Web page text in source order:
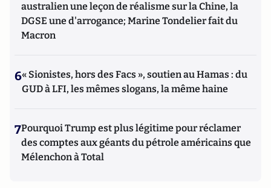
australien une leçon de réalisme sur la Chine, la
DGSE une d'arrogance; Marine Tondelier fait du
Macron
6« Sionistes, hors des Facs », soutien au Hamas : du
GUD à LFI, les mêmes slogans, la même haine
7Pourquoi Trump est plus légitime pour réclamer
des comptes aux géants du pétrole américains que
Mélenchon à Total